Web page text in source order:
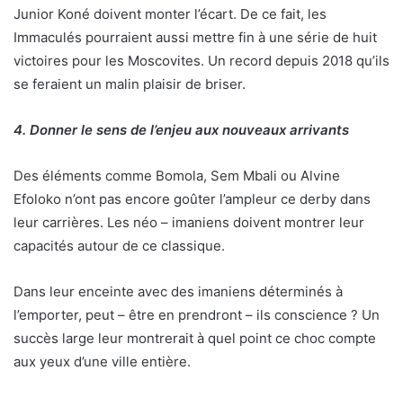
Junior Koné doivent monter l’écart. De ce fait, les
Immaculés pourraient aussi mettre fin à une série de huit
victoires pour les Moscovites. Un record depuis 2018 qu’ils
se feraient un malin plaisir de briser.
4. Donner le sens de l’enjeu aux nouveaux arrivants
Des éléments comme Bomola, Sem Mbali ou Alvine
Efoloko n’ont pas encore goûter l’ampleur ce derby dans
leur carrières. Les néo – imaniens doivent montrer leur
capacités autour de ce classique.
Dans leur enceinte avec des imaniens déterminés à
l’emporter, peut – être en prendront – ils conscience ? Un
succès large leur montrerait à quel point ce choc compte
aux yeux d’une ville entière.